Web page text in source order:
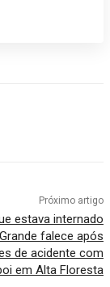
Próximo artigo
estava internado
falece após
de acidente com
em Alta Floresta